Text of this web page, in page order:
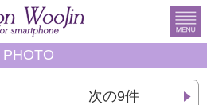
PHOTO
次の9件